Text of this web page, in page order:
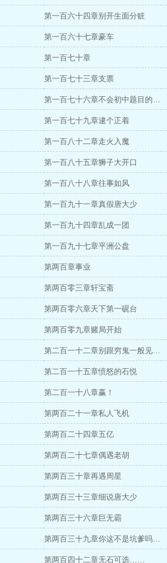
第一百六十四章别开生面分赃
第一百六十七章豪车
第一百七十章
第一百七十三章支票
第一百七十六章不会初中题目的…
第一百七十九章逮个正着
第一百八十二章走火入魔
第一百八十五章狮子大开口
第一百八十八章往事如风
第一百九十一章真假唐大少
第一百九十四章乱成一团
第一百九十七章平洲公盘
第两百章事业
第两百零三章轩宝斋
第两百零六章天下第一砚台
第两百零九章赌局开始
第二百一十二章别跟穷鬼一般见…
第二百一十五章愤怒的石悦
第二百一十八章赢！
第两百二十一章私人飞机
第两百二十四章五亿
第两百二十七章偶遇老胡
第两百三十章再遇周星
第两百三十三章细说唐大少
第两百三十六章巨无霸
第两百三十九章你这不是坑爹吗…
第两百四十二章无石可选……